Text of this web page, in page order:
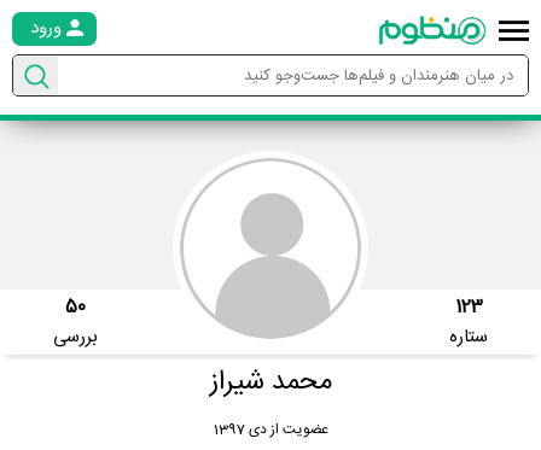
ورود
123
ستاره
50
بررسی
محمد شیراز
عضویت از دی 1397